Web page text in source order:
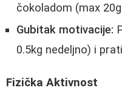
čokoladom (max
Gubitak motivacije:
0.5kg nedeljno) i
Fizička Aktivnost